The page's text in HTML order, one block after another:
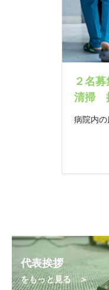
２名
清掃
代表挨拶
をもっと見る ＞